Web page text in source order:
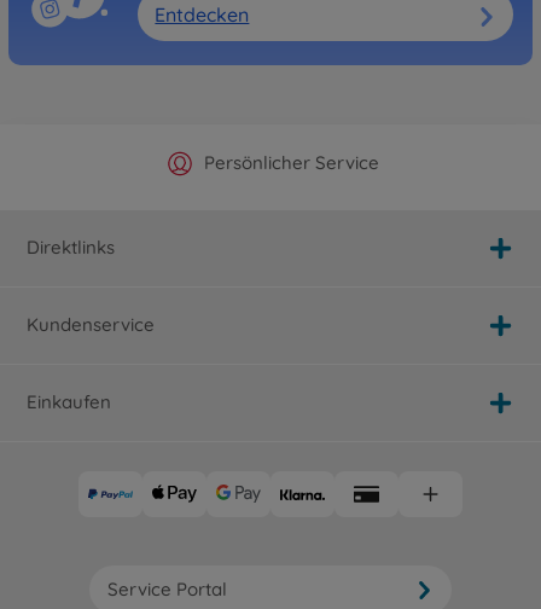
Entdecken
Offizieller Hersteller Shop
Persönlicher Service
Versandkostenfrei ab 25€
Schnelle Lieferung
Direktlinks
Kundenservice
Einkaufen
Service Portal